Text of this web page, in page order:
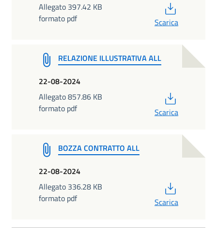
Allegato 397.42 KB
formato pdf
Scarica
RELAZIONE ILLUSTRATIVA ALL
22-08-2024
Allegato 857.86 KB
formato pdf
Scarica
BOZZA CONTRATTO ALL
22-08-2024
Allegato 336.28 KB
formato pdf
Scarica